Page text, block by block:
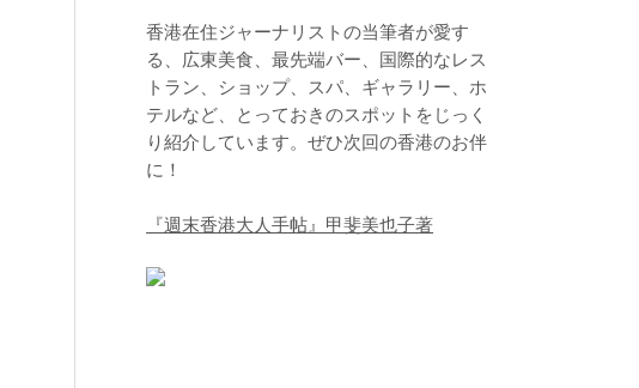
香港在住ジャーナリストの当筆者が愛す
る、広東美食、最先端バー、国際的なレス
トラン、ショップ、スパ、ギャラリー、ホ
テルなど、とっておきのスポットをじっく
り紹介しています。ぜひ次回の香港のお伴
に！
『週末香港大人手帖』甲斐美也子著